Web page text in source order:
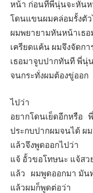
หน้า ก่อนที่พี่นุ่นจะหันห
โดนแขนผมคล่อมรั้งตัว
ผมพยายามหันหน้าเธ
เครียดแค้น ผมจึงจัดก
เธอมาจูบปากทันที พี่
จนกระทั่งผมต้องขู่ออก
ไปว่า
อยากโดนเย็ดอีกหรือ
ประกบปากผมจนได้ ผ
แล้วจึงพูดออกไปว่า
แจ้ อั้วขอโทษนะ แจ้สว
แล้ว ผมพูดออกมา มัน
แล้วผมก็พูดต่อว่า